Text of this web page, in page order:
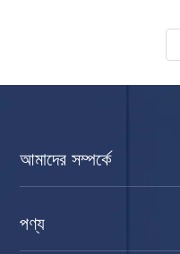
আমাদের সম্পর্কে
পণ্য